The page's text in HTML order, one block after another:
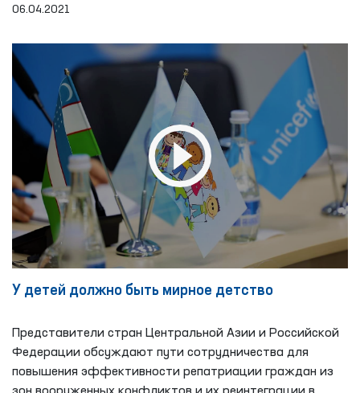
06.04.2021
У детей должно быть мирное детство
Представители стран Центральной Азии и Российской
Федерации обсуждают пути сотрудничества для
повышения эффективности репатриации граждан из